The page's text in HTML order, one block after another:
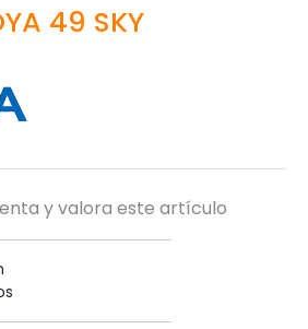
49 SKY
y valora este artículo